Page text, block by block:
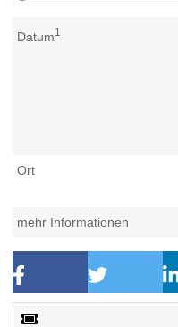
Datum1
Ort
mehr Informationen